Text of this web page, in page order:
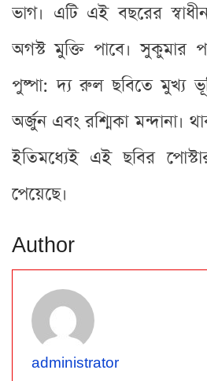
ভাগ। এটি এই বছরের
অগস্ট মুক্তি পাবে। সুকুমার
পুষ্পা: দ্য রুল ছবিতে মুখ্য
অর্জুন এবং রশ্মিকা মন্দানা।
ইতিমধ্যেই এই ছবির
পেয়েছে।
Author
administrator